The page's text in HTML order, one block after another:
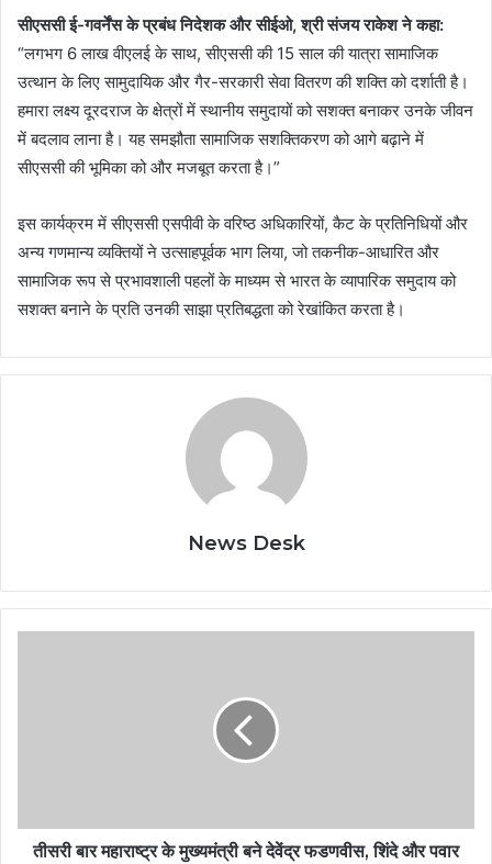
सीएससी ई-गवर्नेंस के प्रबंध निदेशक और सीईओ, श्री संजय राकेश ने कहा:
“लगभग 6 लाख वीएलई के साथ, सीएससी की 15 साल की यात्रा सामाजिक
उत्थान के लिए सामुदायिक और गैर-सरकारी सेवा वितरण की शक्ति को दर्शाती है।
हमारा लक्ष्य दूरदराज के क्षेत्रों में स्थानीय समुदायों को सशक्त बनाकर उनके जीवन
में बदलाव लाना है। यह समझौता सामाजिक सशक्तिकरण को आगे बढ़ाने में
सीएससी की भूमिका को और मजबूत करता है।”
इस कार्यक्रम में सीएससी एसपीवी के वरिष्ठ अधिकारियों, कैट के प्रतिनिधियों और
अन्य गणमान्य व्यक्तियों ने उत्साहपूर्वक भाग लिया, जो तकनीक-आधारित और
सामाजिक रूप से प्रभावशाली पहलों के माध्यम से भारत के व्यापारिक समुदाय को
सशक्त बनाने के प्रति उनकी साझा प्रतिबद्धता को रेखांकित करता है।
News Desk
तीसरी बार महाराष्ट्र के मुख्यमंत्री बने देवेंद्र फडणवीस, शिंदे और पवार